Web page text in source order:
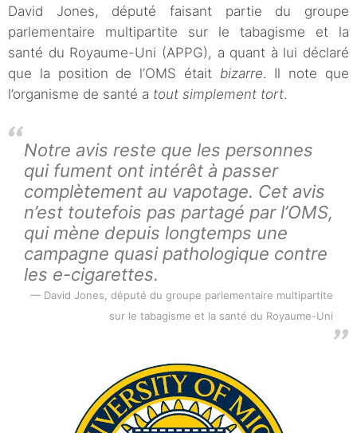
David Jones, député faisant partie du groupe
parlementaire multipartite sur le tabagisme et la
santé du Royaume-Uni (APPG), a quant à lui déclaré
que la position de l’OMS était bizarre. Il note que
l’organisme de santé a tout simplement tort.
Notre avis reste que les personnes
qui fument ont intérêt à passer
complètement au vapotage. Cet avis
n’est toutefois pas partagé par l’OMS,
qui mène depuis longtemps une
campagne quasi pathologique contre
les e-cigarettes.
David Jones, député du groupe parlementaire multipartite
sur le tabagisme et la santé du Royaume-Uni